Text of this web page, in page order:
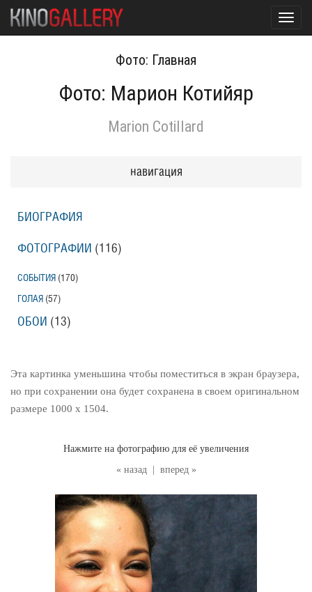
Фото: Главная
Фото: Марион Котийяр
Marion Cotillard
« назад вперед »
Нажмите на фотографию для её увеличения
Эта картинка уменьшина чтобы поместиться в экран браузера,
но при сохранении она будет сохранена в своем оригинальном
размере 1000 x 1504.
навигация
БИОГРАФИЯ
ФОТОГРАФИИ (116)
СОБЫТИЯ (170)
ГОЛАЯ (57)
ОБОИ (13)